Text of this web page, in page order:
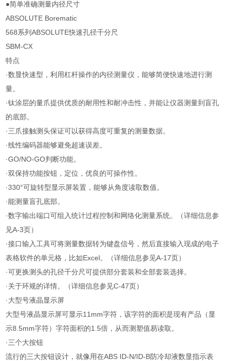
●简单准确测量内径尺寸
ABSOLUTE Borematic
568系列ABSOLUTE快速孔径千分尺
SBM-CX
特点
·数显快速型，利用杠杆操作的内径测量仪，能够简便快速地进行测
量。
·钛涂层的量爪提供优质的耐用性和耐冲击性，并能让仪器测量到盲孔
的底部。
·三爪接触测头保证可以获得高度可重复的测量数据。
·线性编码器能够避免超速误差。
·GO/NO-GO判断功能。
·双保持功能按钮，定位，优良的可操作性。
·330°可旋转型显示屏装置，能够从角度读取数值。
·能测量盲孔底部。
·数字输出端口可组入统计过程控制和网络化测量系统。（详细信息参
见A-3页）
·接口输入工具可将测量数据转为键盘信号，然后直接输入现成的电子
表格软件的单元格，比如Excel。（详细信息参见A-17页）
·可更换测头的孔径千分尺可提供部分套装和全部套装选择。
·关于环规的详情。（详细信息参见C-47页）
·大型号液晶显示屏
大型号液晶显示屏可显示11mm字符，该字符的面积是现有产品（显
示8.5mm字符）字符面积的1.5倍，从而测塑值易读取。
·三个大按钮
流行的三大按钮设计，就像用在ABS ID-N/ID-B防冷却液数显指示表